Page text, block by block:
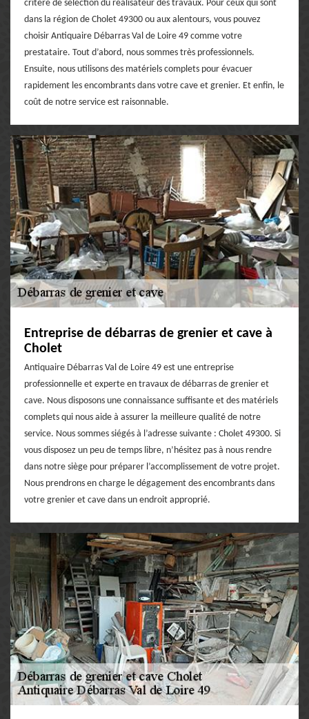
critère de sélection du réalisateur des travaux. Pour ceux qui sont
dans la région de Cholet 49300 ou aux alentours, vous pouvez
choisir Antiquaire Débarras Val de Loire 49 comme votre
prestataire. Tout d’abord, nous sommes très professionnels.
Ensuite, nous utilisons des matériels complets pour évacuer
rapidement les encombrants dans votre cave et grenier. Et enfin, le
coût de notre service est raisonnable.
Entreprise de débarras de grenier et cave à
Cholet
Antiquaire Débarras Val de Loire 49 est une entreprise
professionnelle et experte en travaux de débarras de grenier et
cave. Nous disposons une connaissance suffisante et des matériels
complets qui nous aide à assurer la meilleure qualité de notre
service. Nous sommes siégés à l’adresse suivante : Cholet 49300. Si
vous disposez un peu de temps libre, n’hésitez pas à nous rendre
dans notre siège pour préparer l’accomplissement de votre projet.
Nous prendrons en charge le dégagement des encombrants dans
votre grenier et cave dans un endroit approprié.